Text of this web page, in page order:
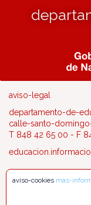
aviso-legal
departamento-de-
calle-santo-
T 848 42 65 00 - F
aviso-cookies mas-